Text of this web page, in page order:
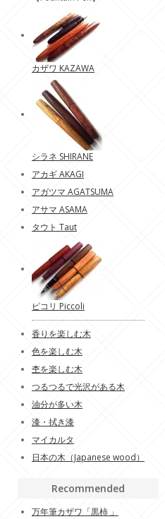
カザワ KAZAWA
シラネ SHIRANE
アカギ AKAGI
アガツマ AGATSUMA
アサマ ASAMA
タウト Taut
ピコリ Piccoli
香りを楽しむ木
色を楽しむ木
杢を楽しむ木
つるつるで光沢がある木
油分が多い木
漆・拭き漆
マイカルタ
日本の木（Japanese wood）
Recommended
万年筆カザワ「黒柿 」